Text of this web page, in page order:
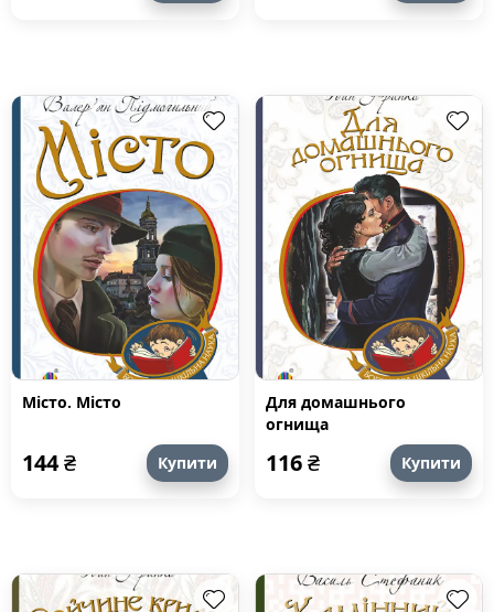
Місто. Місто
144₴ Купити
Для домашнього
огнища
116₴ Купити